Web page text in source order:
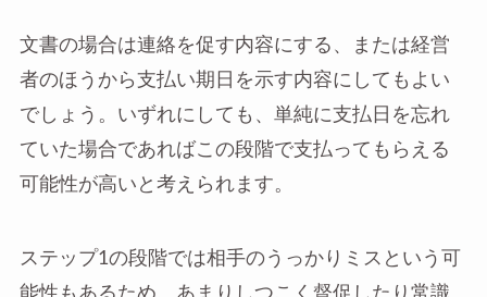
文書の場合は連絡を促す内容にする、または経営
者のほうから支払い期日を示す内容にしてもよい
でしょう。いずれにしても、単純に支払日を忘れ
ていた場合であればこの段階で支払ってもらえる
可能性が高いと考えられます。
ステップ1の段階では相手のうっかりミスという可
能性もあるため、あまりしつこく督促したり常識